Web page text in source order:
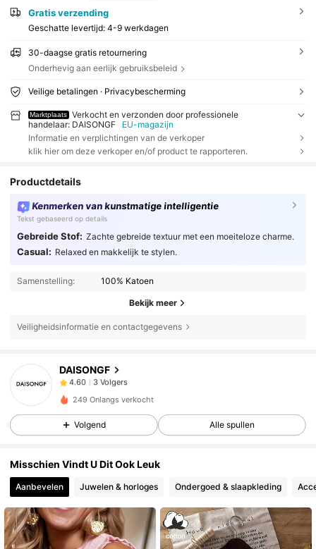
Gratis verzending
Geschatte levertijd: 4-9 werkdagen
30-daagse gratis retournering
Onderhevig aan eerlijk gebruiksbeleid
Veilige betalingen · Privacybescherming
Marktplaats
Verkocht en verzonden door professionele
handelaar: DAISONGF
EU-magazijn
Informatie en verplichtingen van de verkoper
klik hier om deze verkoper en/of product te rapporteren.
Productdetails
Kenmerken van kunstmatige intelligentie
Tekst gebaseerd op details
Gebreide Stof: Zachte gebreide textuur met een moeiteloze charme.
Casual: Relaxed en makkelijk te stylen.
Samenstelling: 100% Katoen
Bekijk meer
Veiligheidsinformatie en contactgegevens
DAISONGF
4.60
3 Volgers
e***8gevolgd
4.60
3 Volgers
4.60 3 Volgers
249 Onlangs verkocht
Volgend Alle spullen
Misschien Vindt U Dit Ook Leuk
Aanbevelen Juwelen & horloges Ondergoed & slaapkleding